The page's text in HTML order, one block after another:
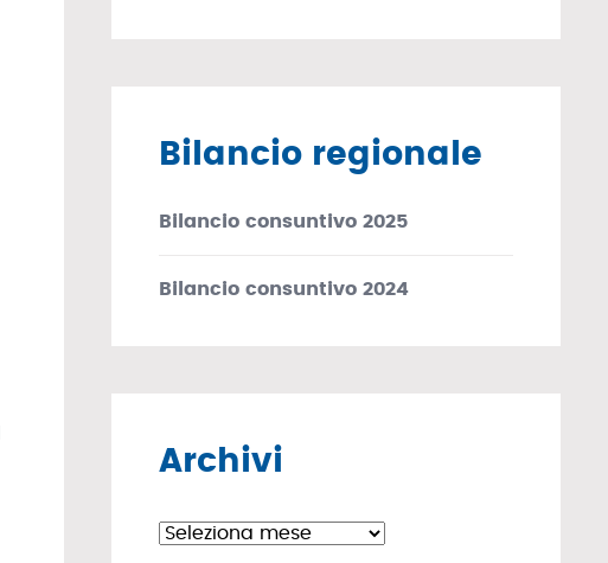
Bilancio regionale
Bilancio consuntivo 2025
Bilancio consuntivo 2024
Archivi
Archivi